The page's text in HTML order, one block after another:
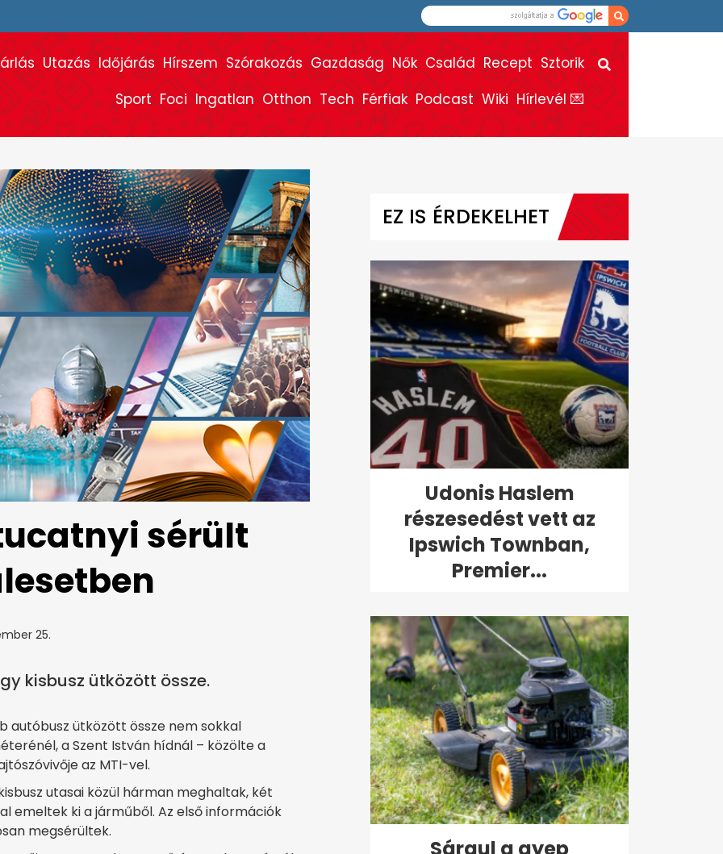
Utazás Időjárás Hírszem Szórakozás Gazdaság Nők Család Recept Sztorik
Sport Foci Ingatlan Otthon Tech Férfiak Podcast Wiki Hírlevél 💌
sérült
25.
kisbusz ütközött össze.
autóbusz ütközött össze nem sokkal
a Szent István hídnál – közölte a
az MTI-vel.
utasai közül hárman meghaltak, két
emeltek ki a járműből. Az első információk
megsérültek.
EZ IS ÉRDEKELHET
Udonis Haslem
részesedést vett az
Ipswich Townban,
Premier...